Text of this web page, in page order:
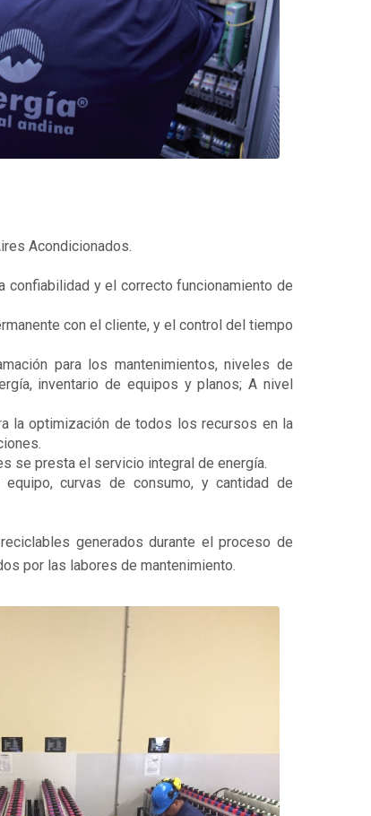
Acondicionados.
confiabilidad y el correcto funcionamiento de
con el cliente, y el control del tiempo
para los mantenimientos, niveles de
inventario de equipos y planos; A nivel
la optimización de todos los recursos en la
se presta el servicio integral de energía.
curvas de consumo, y cantidad de
generados durante el proceso de
por las labores de mantenimiento.